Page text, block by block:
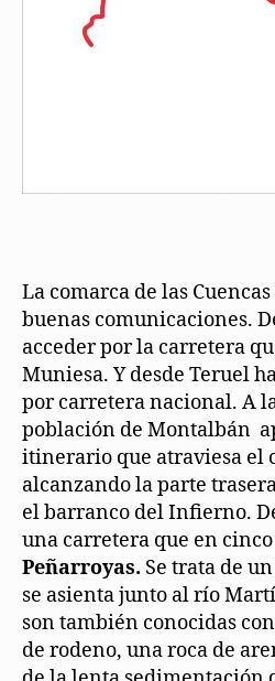
La comarca de las
buenas comunicaciones.
acceder por la carretera
Muniesa. Y desde Teruel
por carretera nacional. A
población de Montalbán
itinerario que atraviesa el
alcanzando la parte
el barranco del Infierno.
una carretera que en
Peñarroyas. Se trata de
se asienta junto al río
son también conocidas
de rodeno, una roca de